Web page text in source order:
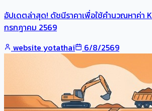
อัปเดตล่าสุด! ดัชนีราคาเพื่อใช้คำนวณหาค่า K
กรกฎาคม 2569
website yotathai
6/8/2569